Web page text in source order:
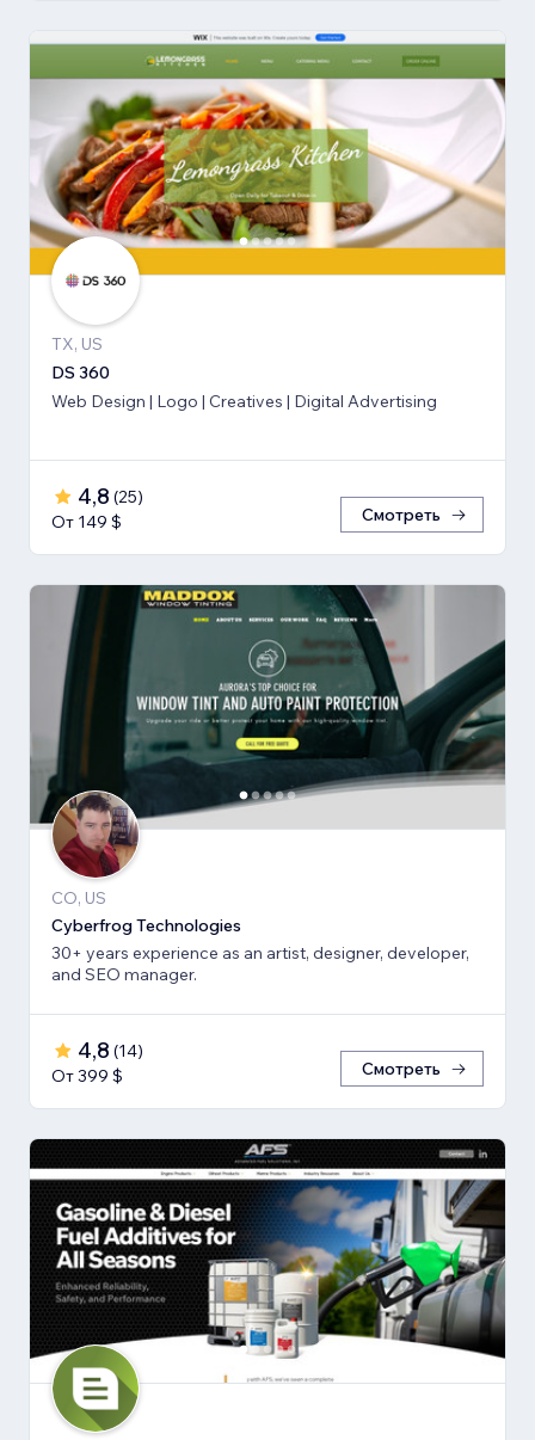
TX, US
DS 360
Web Design | Logo | Creatives | Digital Advertising
4,8 (25)
От 149 $
Смотреть
CO, US
Cyberfrog Technologies
30+ years experience as an artist, designer, developer,
and SEO manager.
4,8 (14)
От 399 $
Смотреть